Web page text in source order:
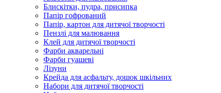
Блискітки, пудра, присипка
Папір гофрований
Папір, картон для дитячої творчості
Пензлі для малювання
Клей для дитячої творчості
Фарби акварельні
Фарби гуашеві
Лізуни
Крейда для асфальту, дошок шкільних
Набори для дитячої творчості